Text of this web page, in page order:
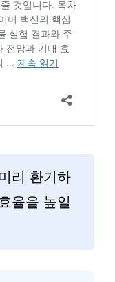
리 환기하
율을 높일